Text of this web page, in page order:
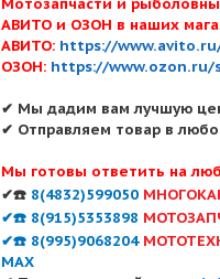
АВИТО и ОЗОН в наших
АВИТО: https://
ОЗОН: https://www.ozon.ru/
✔ Мы дадим вам лучшую
✔ Отправляем товар в
Мы готовы ответить на
✔☎️ 8(4832)599050
✔☎️ 8(915)5353898
✔☎️ 8(995)9068204
MAX